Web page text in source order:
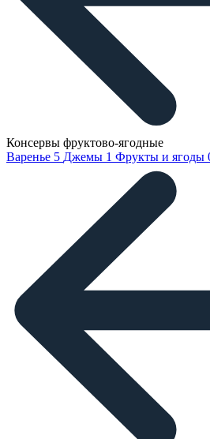
Консервы фруктово-ягодные
Варенье 5 Джемы 1 Фрукты и ягоды